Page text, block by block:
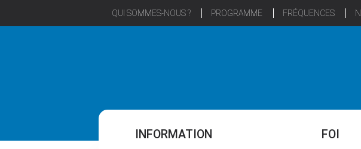
QUI SOMMES-NOUS ? PROGRAMME FRÉQUENCES
INFORMATION FOI